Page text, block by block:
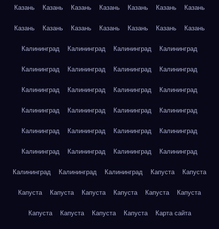
Казань Казань Казань Казань Казань Казань Казань
Казань Казань Казань Казань Казань Казань Казань
Калининград Калининград Калининград Калининград
Калининград Калининград Калининград Калининград
Калининград Калининград Калининград Калининград
Калининград Калининград Калининград Калининград
Калининград Калининград Калининград Калининград
Калининград Калининград Калининград Калининград
Калининград Калининград Калининград Капуста Капуста
Капуста Капуста Капуста Капуста Капуста Капуста
Капуста Капуста Капуста Капуста Карта сайта